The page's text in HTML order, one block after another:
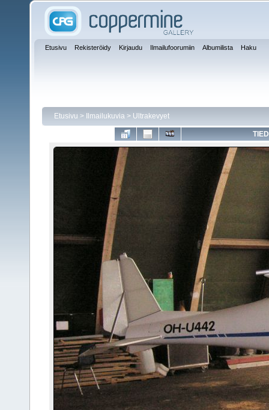
Etusivu Rekisteröidy Kirjaudu Ilmailufoorumiin Albumilista Haku
Etusivu > Ilmailukuvia > Ultrakevyet